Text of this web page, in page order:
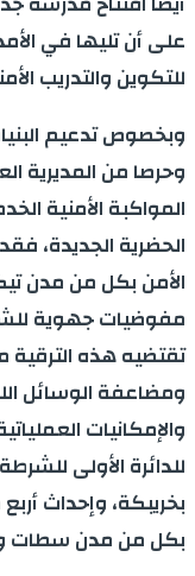
على أن تليها في
للتكوين والتدريب
وبخصوص تدعيم
وحرصا من المديرية
المواكبة الأمنية
الحضرية الجديدة،
الأمن بكل من مدن
مفوضيات جهوية
تقتضيه هذه الترقية
ومضاعفة الوسائل
والإمكانيات
للدائرة الأولى
بخريبكة، وإحداث
بكل من مدن سطات